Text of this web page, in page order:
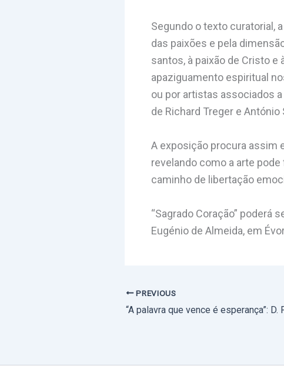
Segundo o texto curatorial,
das paixões e pela
santos, à paixão de Cristo
apaziguamento espiritual
ou por artistas associados
de Richard Treger e António
A exposição procura assim
revelando como a arte
caminho de libertação
“Sagrado Coração” poderá
Eugénio de Almeida, em
PREVIOUS